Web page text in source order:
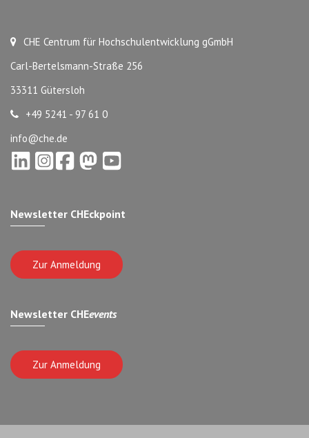
CHE Centrum für Hochschulentwicklung gGmbH
Carl-Bertelsmann-Straße 256
33311 Gütersloh
+49 5241 - 97 61 0
info@che.de
Newsletter CHEckpoint
Zur Anmeldung
Newsletter CHEevents
Zur Anmeldung